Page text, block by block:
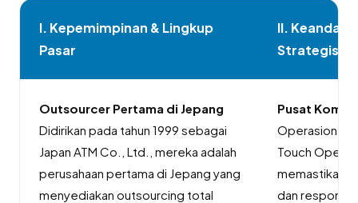
I. Kepemimpinan & Lingkup
Pasar
II.
Strategis
Outsourcer Pertama di Jepang
Didirikan pada tahun 1999 sebagai
Japan ATM Co., Ltd., mereka adalah
perusahaan pertama di Jepang yang
menyediakan outsourcing total
Pusat
Operasional
Touch
memastikan
dan respons